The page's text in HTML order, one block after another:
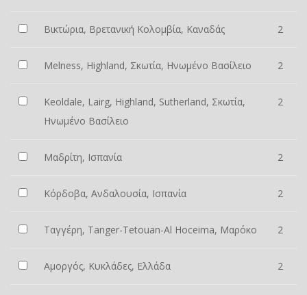
Βικτώρια, Βρετανική Κολομβία, Καναδάς 2
Melness, Highland, Σκωτία, Ηνωμένο Βασίλειο 2
Keoldale, Lairg, Highland, Sutherland, Σκωτία,
Ηνωμένο Βασίλειο
2
Μαδρίτη, Ισπανία 2
Κόρδοβα, Ανδαλουσία, Ισπανία 2
Ταγγέρη, Tanger-Tetouan-Al Hoceima, Μαρόκο 2
Αμοργός, Κυκλάδες, Ελλάδα 2